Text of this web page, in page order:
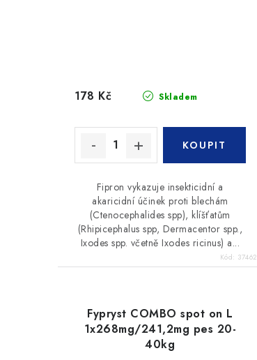
Skladem
178 Kč
Fipron vykazuje insekticidní a
akaricidní účinek proti blechám
(Ctenocephalides spp), klíšťatům
(Rhipicephalus spp, Dermacentor spp.,
Ixodes spp. včetně Ixodes ricinus) a...
Kód: 37462
Fypryst COMBO spot on L
1x268mg/241,2mg pes 20-
40kg